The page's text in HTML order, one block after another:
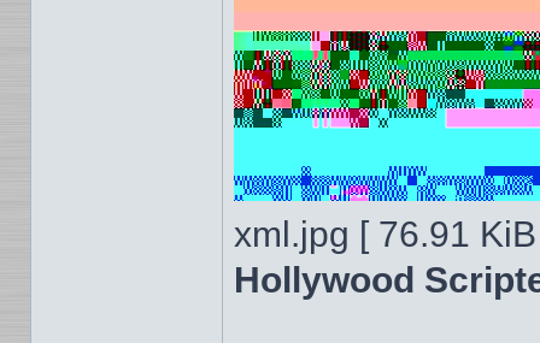
xml.jpg [ 76.91
Hollywood